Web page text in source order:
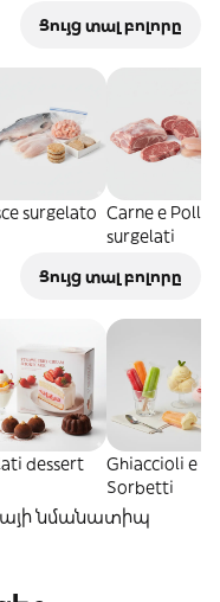
Ցույց տալ բոլորը
surgelato Carne e Pollo
surgelati
Ցույց տալ բոլորը
dessert
Ghiaccioli e
Sorbetti
նմանատիպ